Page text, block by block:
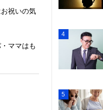
祝いの気
ママはも
4
5